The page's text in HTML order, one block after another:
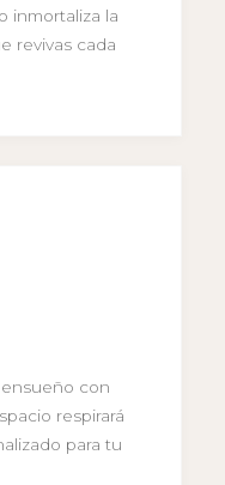
inmortaliza la
revivas cada
con
respirará
para tu